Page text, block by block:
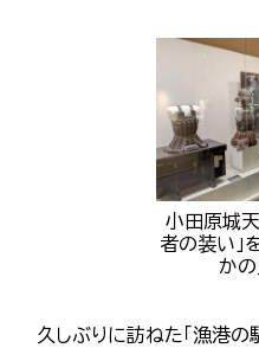
小田原城
者の装い」
かの
久しぶりに訪ねた「漁港の